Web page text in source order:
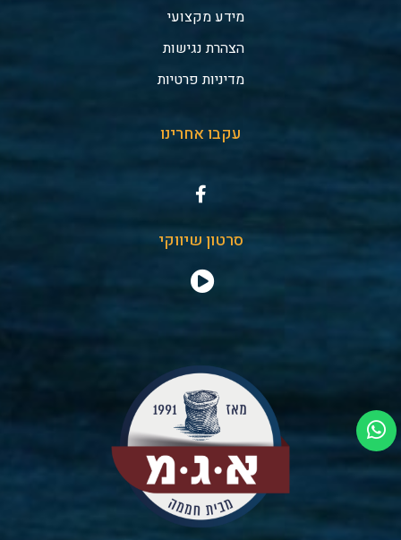
מידע מקצועי
הצהרת נגישות
מדיניות פרטיות
עקבו אחרינו
סרטון שיווקי